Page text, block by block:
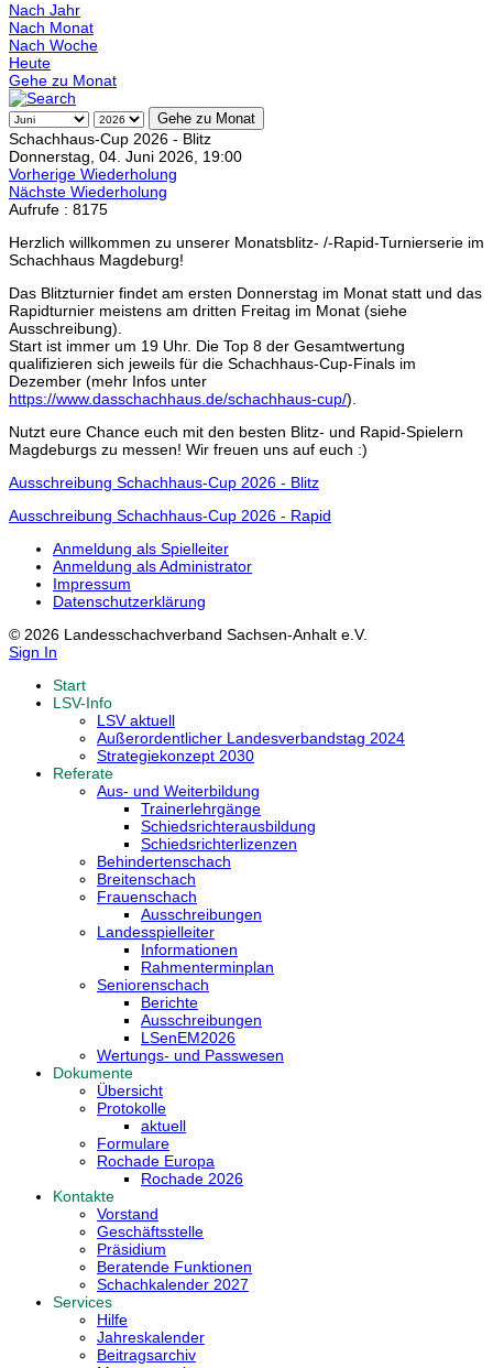
Nach Jahr
Nach Monat
Nach Woche
Heute
Gehe zu Monat
Gehe zu Monat
Schachhaus-Cup 2026 - Blitz
Donnerstag, 04. Juni 2026, 19:00
Vorherige Wiederholung
Nächste Wiederholung
Aufrufe : 8175
Herzlich willkommen zu unserer Monatsblitz- /-Rapid-Turnierserie im
Schachhaus Magdeburg!
Das Blitzturnier findet am ersten Donnerstag im Monat statt und das
Rapidturnier meistens am dritten Freitag im Monat (siehe
Ausschreibung).
Start ist immer um 19 Uhr. Die Top 8 der Gesamtwertung
qualifizieren sich jeweils für die Schachhaus-Cup-Finals im
Dezember (mehr Infos unter
https://www.dasschachhaus.de/schachhaus-cup/).
Nutzt eure Chance euch mit den besten Blitz- und Rapid-Spielern
Magdeburgs zu messen! Wir freuen uns auf euch :)
Ausschreibung Schachhaus-Cup 2026 - Blitz
Ausschreibung Schachhaus-Cup 2026 - Rapid
Anmeldung als Spielleiter
Anmeldung als Administrator
Impressum
Datenschutzerklärung
© 2026 Landesschachverband Sachsen-Anhalt e.V.
Sign In
Start
LSV-Info
LSV aktuell
Außerordentlicher Landesverbandstag 2024
Strategiekonzept 2030
Referate
Aus- und Weiterbildung
Trainerlehrgänge
Schiedsrichterausbildung
Schiedsrichterlizenzen
Behindertenschach
Breitenschach
Frauenschach
Ausschreibungen
Landesspielleiter
Informationen
Rahmenterminplan
Seniorenschach
Berichte
Ausschreibungen
LSenEM2026
Wertungs- und Passwesen
Dokumente
Übersicht
Protokolle
aktuell
Formulare
Rochade Europa
Rochade 2026
Kontakte
Vorstand
Geschäftsstelle
Präsidium
Beratende Funktionen
Schachkalender 2027
Services
Hilfe
Jahreskalender
Beitragsarchiv